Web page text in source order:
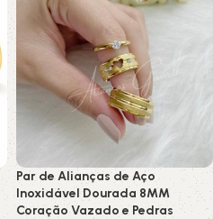
Par de Alianças de Aço
Inoxidável Dourada 8MM
Coração Vazado e Pedras